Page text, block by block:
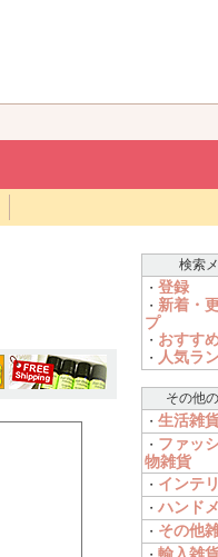
検索
・ 登録
・ 新着・
プ
・ おすす
・ 人気ラ
その他
・ 生活雑
・ ファッ
物雑貨
・ インテ
・ ハンド
・ その他